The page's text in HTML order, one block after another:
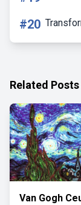
#20
Related Posts
Van Gogh